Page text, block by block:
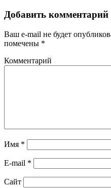
Добавить комментарий
Ваш e-mail не будет
помечены *
Комментарий
Имя *
E-mail *
Сайт